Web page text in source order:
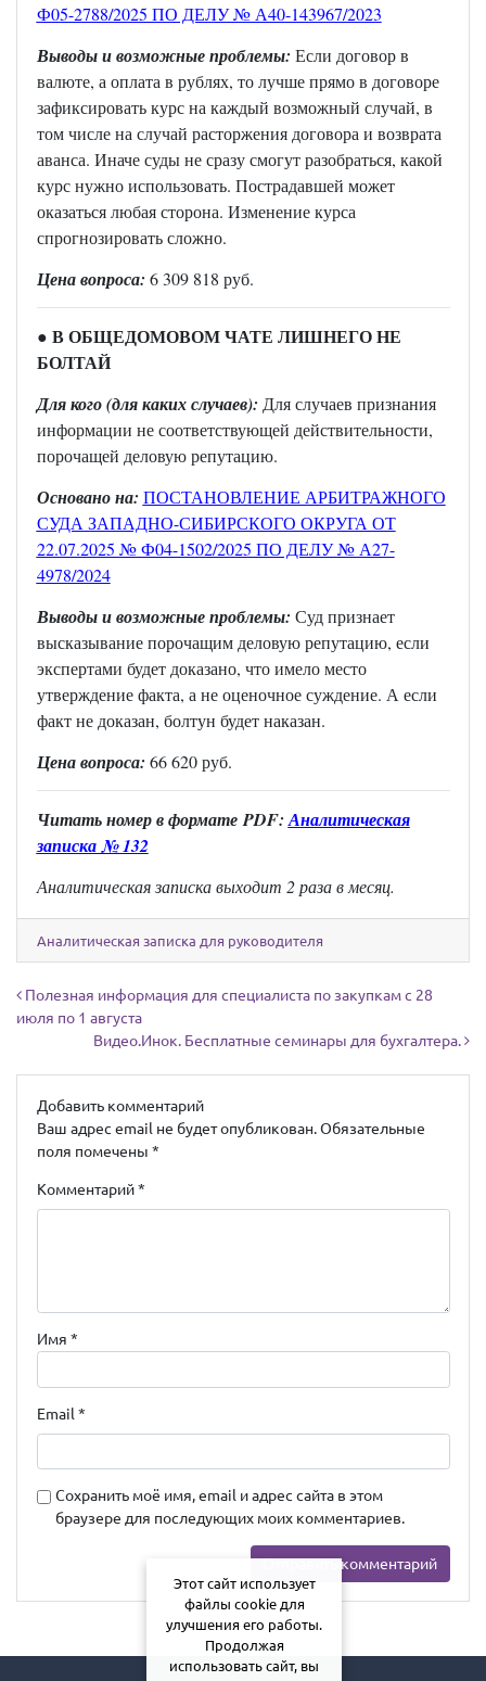
Ф05-2788/2025 ПО ДЕЛУ № А40-143967/2023
Выводы и возможные проблемы: Если договор в
валюте, а оплата в рублях, то лучше прямо в договоре
зафиксировать курс на каждый возможный случай, в
том числе на случай расторжения договора и возврата
аванса. Иначе суды не сразу смогут разобраться, какой
курс нужно использовать. Пострадавшей может
оказаться любая сторона. Изменение курса
спрогнозировать сложно.
Цена вопроса: 6 309 818 руб.
● В ОБЩЕДОМОВОМ ЧАТЕ ЛИШНЕГО НЕ
БОЛТАЙ
Для кого (для каких случаев): Для случаев признания
информации не соответствующей действительности,
порочащей деловую репутацию.
Основано на: ПОСТАНОВЛЕНИЕ АРБИТРАЖНОГО
СУДА ЗАПАДНО-СИБИРСКОГО ОКРУГА ОТ
22.07.2025 № Ф04-1502/2025 ПО ДЕЛУ № А27-
4978/2024
Выводы и возможные проблемы: Суд признает
высказывание порочащим деловую репутацию, если
экспертами будет доказано, что имело место
утверждение факта, а не оценочное суждение. А если
факт не доказан, болтун будет наказан.
Цена вопроса: 66 620 руб.
Читать номер в форматеPDF:Аналитическая
записка № 132
Аналитическая записка выходит 2 раза в месяц.
Аналитическая записка для руководителя
Навигация по записям
Полезная информация для специалиста по закупкам с 28
июля по 1 августа
Видео.Инок. Бесплатные семинары для бухгалтера.
Добавить комментарий
Ваш адрес email не будет опубликован. Обязательные
поля помечены *
Комментарий*
Имя *
Email *
Сохранить моё имя, email и адрес сайта в этом
браузере для последующих моих комментариев.
Этот сайт использует
файлы cookie для
улучшения его работы.
Продолжая
использовать сайт, вы